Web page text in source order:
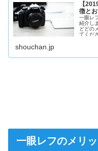
【
徴と
一眼レ
紹介し
どどの
てくだ
shouchan.jp
一眼レフのメリ